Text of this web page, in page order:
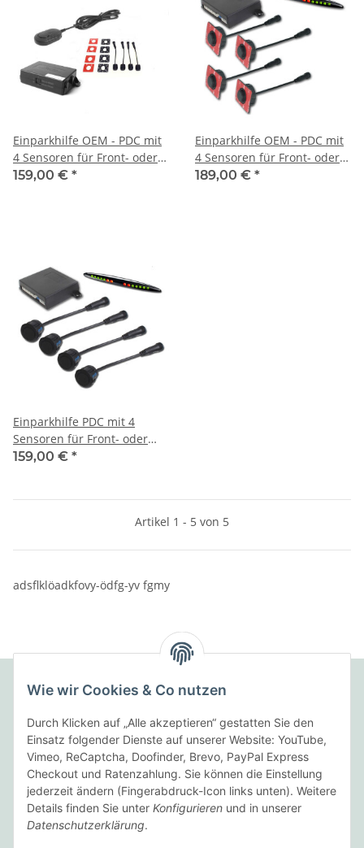
Einparkhilfe OEM - PDC mit
4 Sensoren für Front- oder
Heckmontage
159,00 € *
Einparkhilfe OEM - PDC mit
4 Sensoren für Front- oder
Heckmontage mit LED-
189,00 € *
Einparkhilfe PDC mit 4
Sensoren für Front- oder
Heckmontage und LED-
159,00 € *
Artikel 1 - 5 von 5
adsflklöadkfovy-ödfg-yv fgmy
Folgende Zahlungsarten bieten wir an:
Wir versenden mit:
Wie wir Cookies & Co nutzen
Durch Klicken auf „Alle akzeptieren“ gestatten Sie den
Einsatz folgender Dienste auf unserer Website: YouTube,
Vimeo, ReCaptcha, Doofinder, Brevo, PayPal Express
Checkout und Ratenzahlung. Sie können die Einstellung
jederzeit ändern (Fingerabdruck-Icon links unten). Weitere
Details finden Sie unter Konfigurieren und in unserer
Datenschutzerklärung.